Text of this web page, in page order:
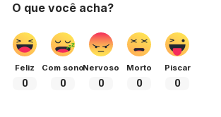
O que você acha?
Feliz
0
Com sono
0
Nervoso
0
Morto
0
Piscar
0